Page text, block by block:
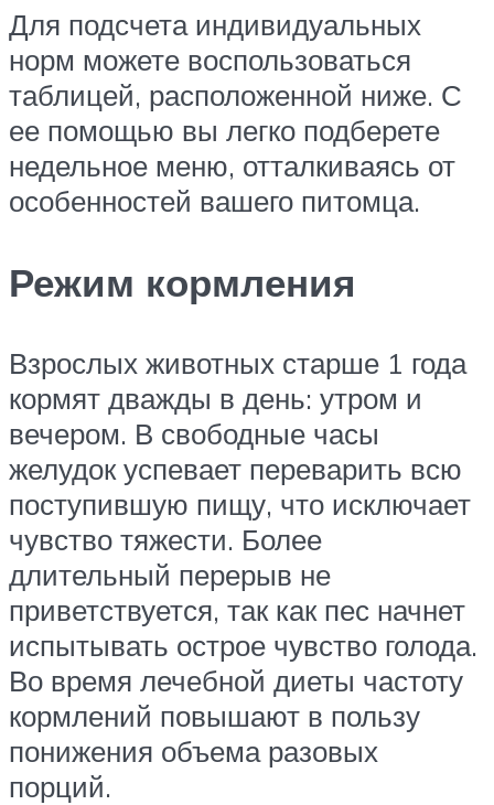
Для подсчета индивидуальных
норм можете воспользоваться
таблицей, расположенной ниже. С
ее помощью вы легко подберете
недельное меню, отталкиваясь от
особенностей вашего питомца.
Режим кормления
Взрослых животных старше 1 года
кормят дважды в день: утром и
вечером. В свободные часы
желудок успевает переварить всю
поступившую пищу, что исключает
чувство тяжести. Более
длительный перерыв не
приветствуется, так как пес начнет
испытывать острое чувство голода.
Во время лечебной диеты частоту
кормлений повышают в пользу
понижения объема разовых
порций.